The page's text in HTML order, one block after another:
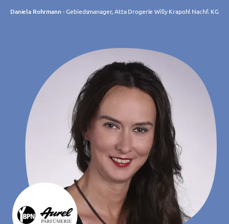
Daniela Rohrmann- Gebiedsmanager, Atta Drogerie Willy Krapohl Nachf. KG